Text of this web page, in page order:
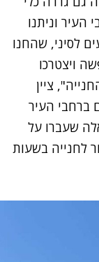
העיר וניתנו
לסיני, שהחנו
ויצטרכו
ציין
ברחבי העיר
שעברו על
לחנייה בשעות